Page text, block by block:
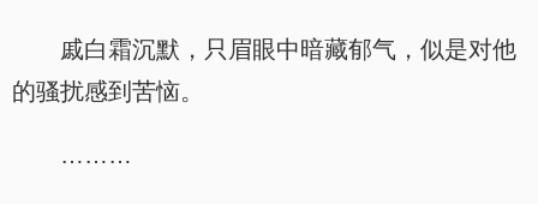
戚白霜沉默，只眉眼中暗藏郁气，似是对他
的骚扰感到苦恼。
………